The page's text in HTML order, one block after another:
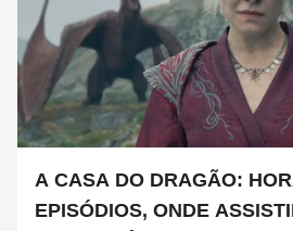
A CASA DO DRAGÃO:
EPISÓDIOS, ONDE